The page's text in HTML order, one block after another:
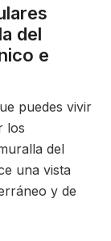
del
e
puedes vivir
los
del
una vista
y de